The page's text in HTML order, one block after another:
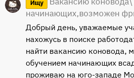
Ищу
начинающих,возможен
Добрый день, уважаемые
нахожусь в поиске
найти вакансию коновода,
обучением начинающих
проживаю на юго-западе